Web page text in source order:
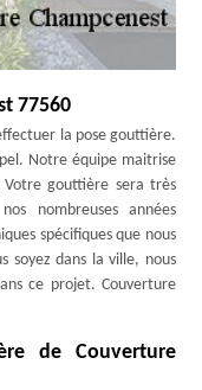
77560
la pose gouttière.
Notre équipe maitrise
gouttière sera très
nombreuses années
spécifiques que nous
soyez dans la ville, nous
ce projet. Couverture
de Couverture